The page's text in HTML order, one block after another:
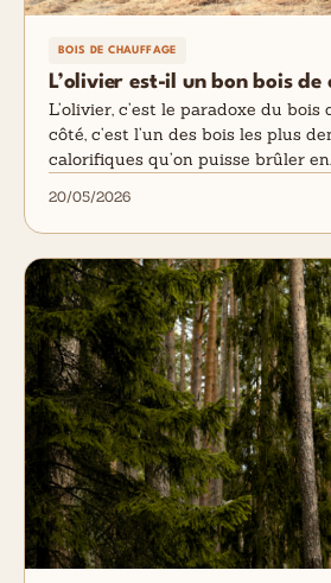
BOIS DE CHAUFFAGE
L’olivier est-il un bon bois
L’olivier, c’est le paradoxe du bois
côté, c’est l’un des bois les plus
calorifiques qu’on puisse brûler
20/05/2026